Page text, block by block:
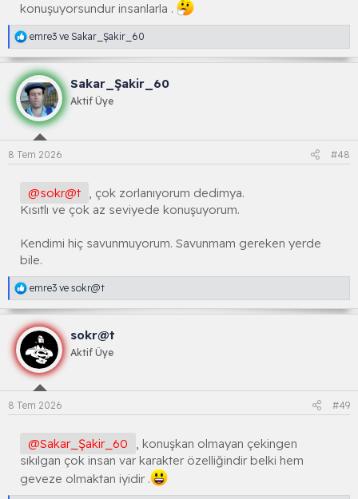
konuşuyorsundur insanlarla .
R
e
a
k
s
i
y
o
n
l
a
:
emre3 ve Sakar_Şakir_60
Sakar_Şakir_60
Aktif Üye
8 Tem 2026 #48
@sokr@t
, çok zorlanıyorum dedimya.
Kısıtlı ve çok az seviyede konuşuyorum.
Kendimi hiç savunmuyorum. Savunmam gereken yerde
bile.
R
e
a
k
s
i
y
o
n
l
a
:
emre3 ve sokr@t
sokr@t
Aktif Üye
8 Tem 2026 #49
@Sakar_Şakir_60
, konuşkan olmayan çekingen
sıkılgan çok insan var karakter özelliğindir belki hem
geveze olmaktan iyidir .